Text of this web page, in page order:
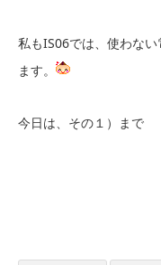
私もIS06では、使わな
ます。
今日は、その１）まで